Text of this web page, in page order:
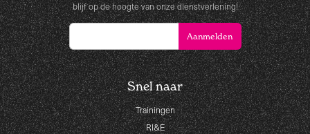
blijf op de hoogte van onze dienstverlening!
Snel naar
Trainingen
RI&E